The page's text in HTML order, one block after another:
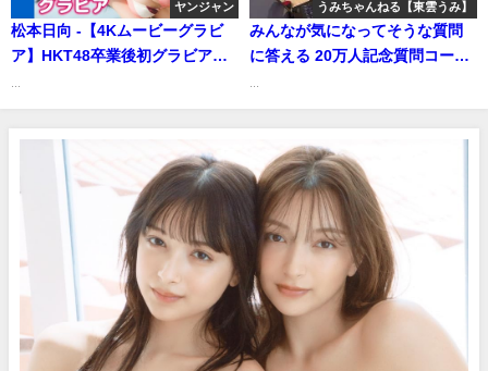
ヤンジャン
松本日向 -【4Kムービーグラビ
ア】HKT48卒業後初グラビア！
長した姿に魅了される明るくて
キレイな水着撮影に最高画質で
没入密着【メイキング】（2022
年11月19日） | ヤンジャン
TV【集英社ヤングジャンプ公
式】さんより
うみちゃんねる【東雲うみ】
みんなが気になってそうな質問
に答える 20万人記念質問コーナ
【東雲うみ】さんより